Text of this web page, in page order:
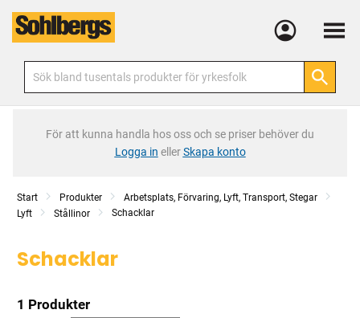
Meny
För att kunna handla hos oss och se priser behöver du
Logga in ellerSkapa konto
Start Produkter
Arbetsplats, Förvaring, Lyft, Transport, Stegar
Lyft
Stållinor Schacklar
Schacklar
1 Produkter